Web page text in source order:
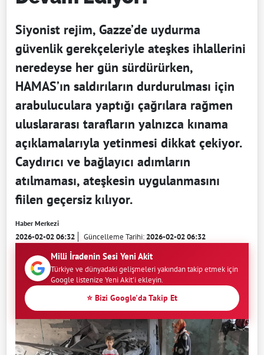
Siyonist rejim, Gazze’de uydurma
güvenlik gerekçeleriyle ateşkes ihlallerini
neredeyse her gün sürdürürken,
HAMAS’ın saldırıların durdurulması için
arabuluculara yaptığı çağrılara rağmen
uluslararası tarafların yalnızca kınama
açıklamalarıyla yetinmesi dikkat çekiyor.
Caydırıcı ve bağlayıcı adımların
atılmaması, ateşkesin uygulanmasını
fiilen geçersiz kılıyor.
Haber Merkezi
2026-02-02 06:32 Güncelleme Tarihi:2026-02-02 06:32
Milli İradenin Sesi Yeni Akit
Türkiye ve dünyadaki gelişmeleri yakından takip etmek için
Google listenize Yeni Akit'i ekleyin.
⭐ Bizi Google'da Takip Et